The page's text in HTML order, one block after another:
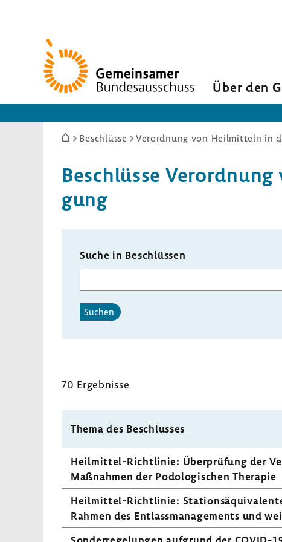
Zur
Startseite
Über den
Sie
hier:
Beschlüsse Verordnung von Heilmitteln in
Beschlüsse
gung
Suche in Beschlüssen
Suchen
70 Ergeb­nisse
Thema des Beschlusses
Heilmittel-​Richtlinie: Über­prü­fung der
Maßnahmen der Podo­lo­gi­schen Therapie
Heilmittel-​Richtlinie:
Rahmen des Entlass­ma­nage­ments und